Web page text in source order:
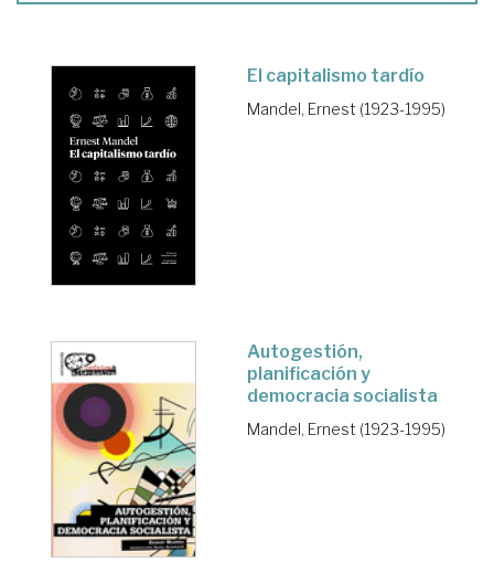
El capitalismo tardío
Mandel, Ernest (1923-1995)
Autogestión,
planificación y
democracia socialista
Mandel, Ernest (1923-1995)